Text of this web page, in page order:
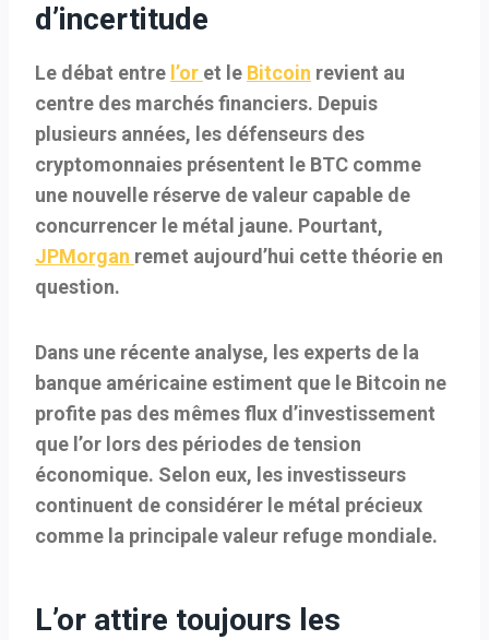
d’incertitude
Le débat entre l’or et le Bitcoin revient au
centre des marchés financiers. Depuis
plusieurs années, les défenseurs des
cryptomonnaies présentent le BTC comme
une nouvelle réserve de valeur capable de
concurrencer le métal jaune. Pourtant,
JPMorgan remet aujourd’hui cette théorie en
question.
Dans une récente analyse, les experts de la
banque américaine estiment que le Bitcoin ne
profite pas des mêmes flux d’investissement
que l’or lors des périodes de tension
économique. Selon eux, les investisseurs
continuent de considérer le métal précieux
comme la principale valeur refuge mondiale.
L’or attire toujours les